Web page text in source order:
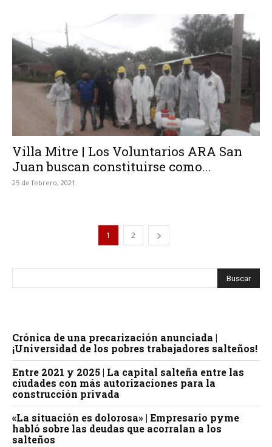
Villa Mitre | Los Voluntarios ARA San
Juan buscan constituirse como...
25 de febrero, 2021
1 2
Crónica de una precarización anunciada |
¡Universidad de los pobres trabajadores salteños!
Entre 2021 y 2025 | La capital salteña entre las
ciudades con más autorizaciones para la
construcción privada
«La situación es dolorosa» | Empresario pyme
habló sobre las deudas que acorralan a los
salteños